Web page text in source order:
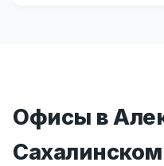
Офисы в
Сахалинском